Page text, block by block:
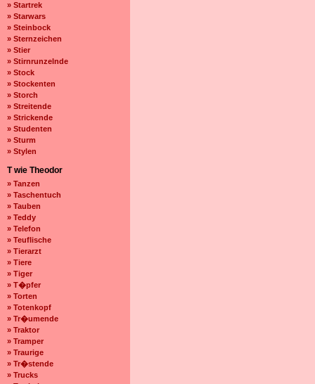
» Startrek
» Starwars
» Steinbock
» Sternzeichen
» Stier
» Stirnrunzelnde
» Stock
» Stockenten
» Storch
» Streitende
» Strickende
» Studenten
» Sturm
» Stylen
T wie Theodor
» Tanzen
» Taschentuch
» Tauben
» Teddy
» Telefon
» Teuflische
» Tierarzt
» Tiere
» Tiger
» T�pfer
» Torten
» Totenkopf
» Tr�umende
» Traktor
» Tramper
» Traurige
» Tr�stende
» Trucks